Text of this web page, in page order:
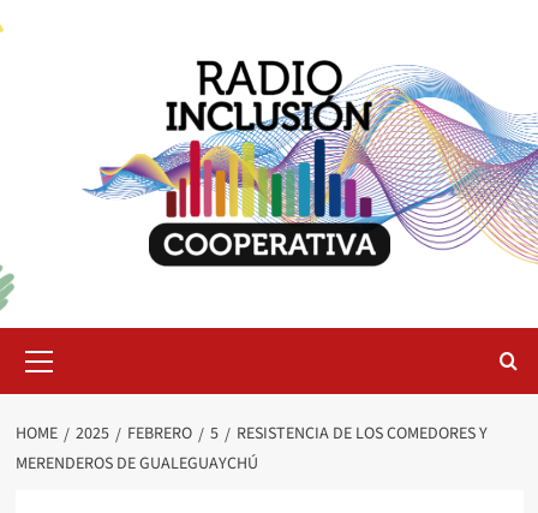
Menu
HOME 2025 FEBRERO 5
RESISTENCIA DE LOS COMEDORES Y
MERENDEROS DE GUALEGUAYCHÚ